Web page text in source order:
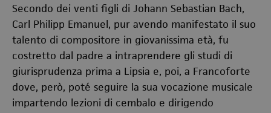
Secondo dei venti figli di Johann Sebastian Bach,
Carl Philipp Emanuel, pur avendo manifestato il suo
talento di compositore in giovanissima età, fu
costretto dal padre a intraprendere gli studi di
giurisprudenza prima a Lipsia e, poi, a Francoforte
dove, però, poté seguire la sua vocazione musicale
impartendo lezioni di cembalo e dirigendo